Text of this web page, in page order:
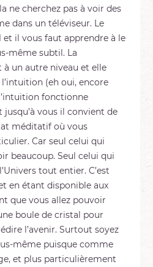
ne cherchez pas à voir des
dans un téléviseur. Le
il vous faut apprendre à le
même subtil. La
un autre niveau et elle
(eh oui, encore
fonctionne
vous il convient de
méditatif où vous
Car seul celui qui
beaucoup. Seul celui qui
tout entier. C’est
en étant disponible aux
que vous allez pouvoir
boule de cristal pour
l’avenir. Surtout soyez
même puisque comme
et plus particulièrement